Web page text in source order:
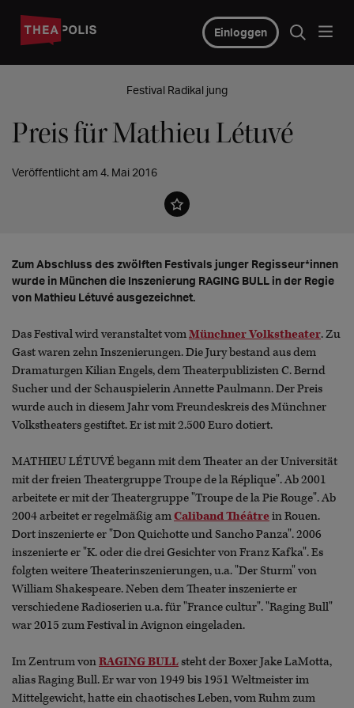
Einloggen
Festival Radikal jung
Preis für Mathieu Létuvé
Veröffentlicht am 4. Mai 2016
Zum Abschluss des zwölften Festivals junger Regisseur*innen
wurde in München die Inszenierung RAGING BULL in der Regie
von Mathieu Létuvé ausgezeichnet.
Das Festival wird veranstaltet vomMünchner Volkstheater. Zu
Gast waren zehn Inszenierungen. Die Jury bestand aus dem
Dramaturgen Kilian Engels, dem Theaterpublizisten C. Bernd
Sucher und der Schauspielerin Annette Paulmann. Der Preis
wurde auch in diesem Jahr vom Freundeskreis des Münchner
Volkstheaters gestiftet. Er ist mit 2.500 Euro dotiert.
MATHIEU LÉTUVÉ begann mit dem Theater an der Universität
mit der freien Theatergruppe Troupe de la Réplique". Ab 2001
arbeitete er mit der Theatergruppe "Troupe de la Pie Rouge". Ab
2004 arbeitet er regelmäßig amCaliband Théâtrein Rouen.
Dort inszenierte er "Don Quichotte und Sancho Panza". 2006
inszenierte er "K. oder die drei Gesichter von Franz Kafka". Es
folgten weitere Theaterinszenierungen, u.a. "Der Sturm" von
William Shakespeare. Neben dem Theater inszenierte er
verschiedene Radioserien u.a. für "France cultur". "Raging Bull"
war 2015 zum Festival in Avignon eingeladen.
Im Zentrum vonRAGING BULLsteht der Boxer Jake LaMotta,
alias Raging Bull. Er war von 1949 bis 1951 Weltmeister im
Mittelgewicht, hatte ein chaotisches Leben, vom Ruhm zum